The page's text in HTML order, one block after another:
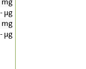
-µg
mg
-µg